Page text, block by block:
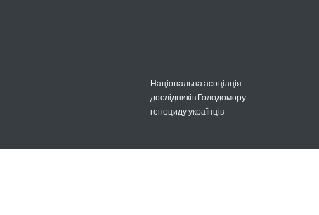
Національна асоціація
дослідників Голодомору-
геноциду українців